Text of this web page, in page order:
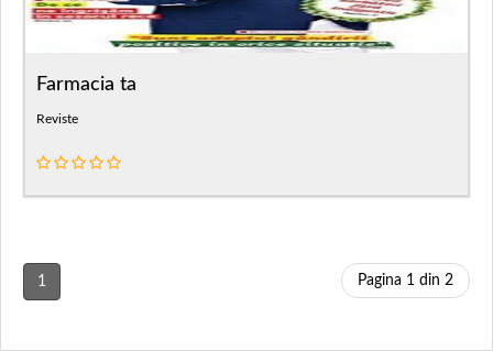
Farmacia ta
Reviste
1 Pagina 1 din 2